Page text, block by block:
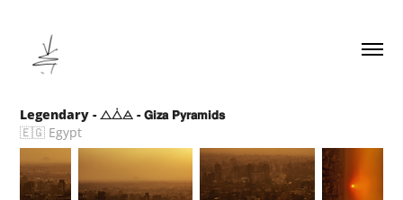
Legendary - ⧍⧊⨺ - 𝗚𝗶𝘇𝗮 𝗣𝘆𝗿𝗮𝗺𝗶𝗱𝘀
🇪🇬 Egypt